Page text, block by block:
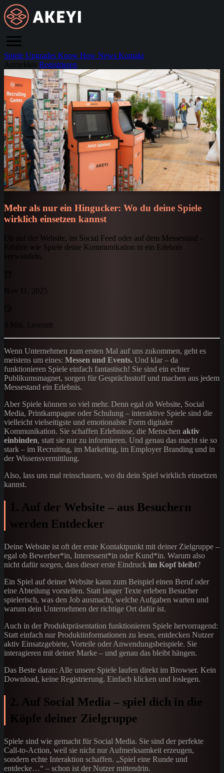
Spiele Upgrades Know How News Kontakt
Anmelden Registrieren
Mehr als nur ein Hingucker: Wo du deine Spiele
wirklich einsetzen kannst
Ob auf der Website, im Social Feed oder auf dem Messestand –
Erfahre wie Spiele deine Kommunikation in ein Erlebnis
verwandeln.
Nov 11, 2025
4 Min. Lesezeit
Wenn Unternehmen zum ersten Mal auf uns zukommen, geht es
meistens um eines: Messen und Events. Und klar – da
funktionieren Spiele einfach fantastisch! Sie sind ein echter
Publikumsmagnet, sorgen für Gesprächsstoff und machen aus jedem
Messestand ein Erlebnis.
Aber Spiele können so viel mehr. Denn egal ob Website, Social
Media, Printkampagne oder Schulung – interaktive Spiele sind die
vielleicht vielseitigste und emotionalste Form digitaler
Kommunikation. Sie schaffen Erlebnisse, die Menschen aktiv
einbinden, statt sie nur zu informieren. Und genau das macht sie so
stark – im Recruiting, im Marketing, im Employer Branding und in
der Wissensvermittlung.
Also, lass uns mal reinschauen, wo du dein Spiel wirklich einsetzen
kannst.
1. Auf der Website – aus Besuchern
werden Entdecker
Deine Website ist oft der erste Kontaktpunkt mit deiner Zielgruppe –
egal ob Bewerber*in, Interessent*in oder Kund*in. Warum also
nicht dafür sorgen, dass dieser erste Eindruck im Kopf bleibt?
Ein Spiel auf deiner Website kann zum Beispiel einen Beruf oder
eine Abteilung vorstellen. Statt langer Texte erleben Besucher
spielerisch, was den Job ausmacht, welche Aufgaben warten und
warum dein Unternehmen der richtige Ort dafür ist.
Auch in der Produktpräsentation funktionieren Spiele hervorragend:
Statt einfach nur Produktinformationen zu lesen, entdecken Nutzer
aktiv Einsatzgebiete, Vorteile oder Anwendungsbeispiele. Sie
interagieren mit deiner Marke – und genau das bleibt hängen.
Das Beste daran: Alle unsere Spiele laufen direkt im Browser. Kein
Download, keine Registrierung. Einfach klicken und loslegen.
2. Auf Social Media – spiel dich in die
Köpfe deiner Zielgruppe
Spiele sind wie gemacht für Social Media. Sie sind der perfekte
Call-to-Action, weil sie nicht nur Aufmerksamkeit erzeugen,
sondern echte Interaktion schaffen. „Spiel eine Runde und
entdecke…“ – schon ist der Nutzer mittendrin.